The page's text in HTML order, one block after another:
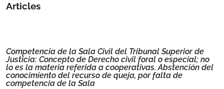
Articles
Competencia de la Sala Civil del Tribunal Superior de
Justicia: Concepto de Derecho civil foral o especial; no
lo es la materia referida a cooperativas. Abstención del
conocimiento del recurso de queja, por falta de
competencia de la Sala